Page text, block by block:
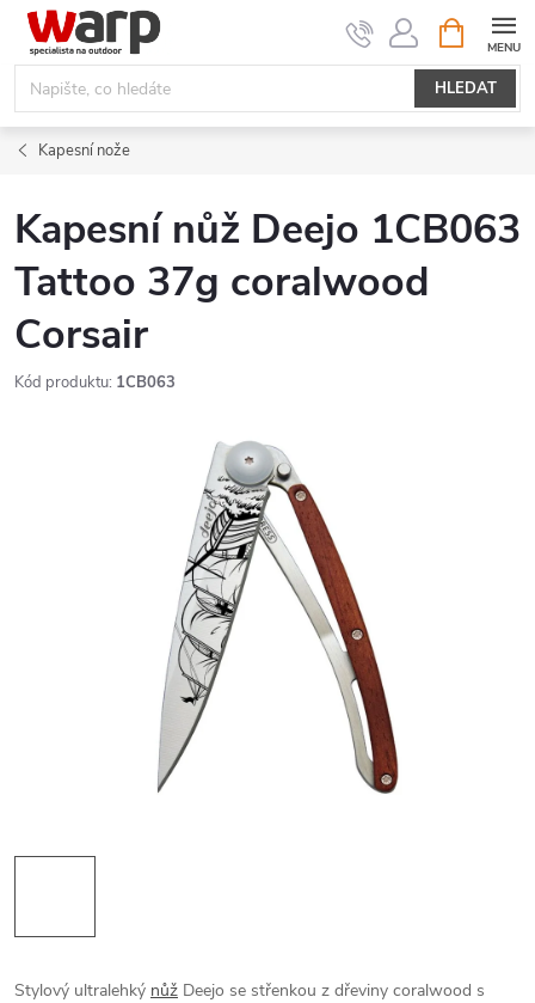
Přejít
obsah
HLEDAT
NÁKUPNÍ
KOŠÍK
Kapesní nože
Kapesní nůž Deejo 1CB063
Tattoo 37g coralwood
Corsair
Kód produktu: 1CB063
Stylový ultralehký nůž Deejo se střenkou z dřeviny coralwood s